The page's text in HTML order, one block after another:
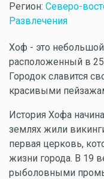
Регион: Северо-
Развлечения
Хоф - это
расположенный в
Городок славится
красивыми
История Хофа
землях жили
первая церковь,
жизни города. В 19
рыболовными